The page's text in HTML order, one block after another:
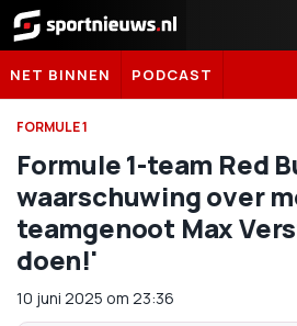
Sportnieuws.nl
NET BINNEN PODCAST
FORMULE 1
Formule 1-team Red
waarschuwing over
teamgenoot Max
doen!'
10 juni 2025 om 23:36